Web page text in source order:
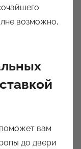
возможно,
вам
до двери